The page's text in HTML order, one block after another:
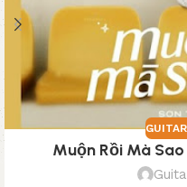
GUITAR
Muộn Rồi Mà